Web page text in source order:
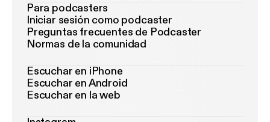
Para podcasters
Iniciar sesión como podcaster
Preguntas frecuentes de Podcaster
Normas de la comunidad
Escuchar en iPhone
Escuchar en Android
Escuchar en la web